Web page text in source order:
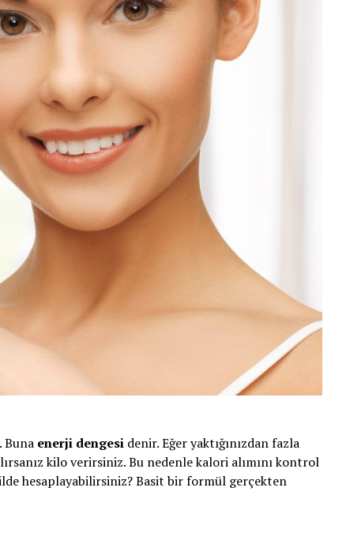
Buna enerji dengesidenir. Eğer yaktığınızdan fazla
kilo verirsiniz. Bu nedenle kalori alımını kontrol
hesaplayabilirsiniz? Basit bir formül gerçekten